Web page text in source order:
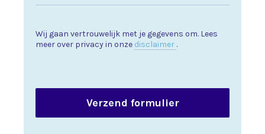
Wij gaan vertrouwelijk met je gegevens om. Lees
meer over privacy in onze disclaimer .